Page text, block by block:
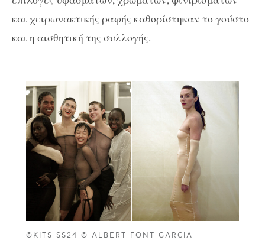
και χειρωνακτικής ραφής καθορίστηκαν το γούστο
και η αισθητική της συλλογής.
©KITS SS24 © ALBERT FONT GARCIA